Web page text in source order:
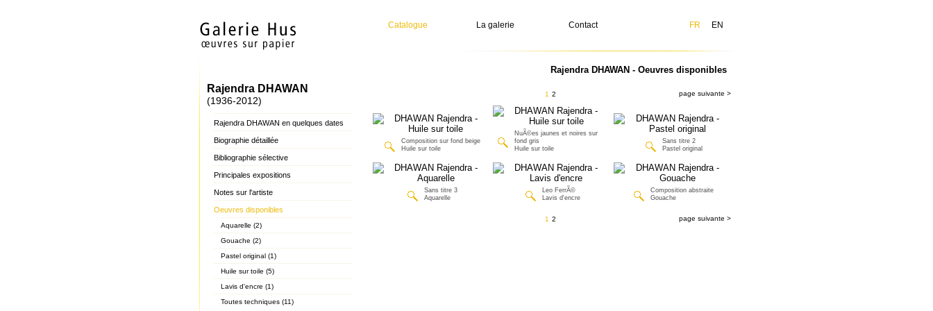
Catalogue La galerie Contact FR EN
Rajendra DHAWAN
(1936-2012)
Rajendra DHAWAN en quelques dates
Biographie détaillée
Bibliographie sélective
Principales expositions
Notes sur l'artiste
Oeuvres disponibles
Aquarelle (2)
Gouache (2)
Pastel original (1)
Huile sur toile (5)
Lavis d'encre (1)
Toutes techniques (11)
Rajendra DHAWAN - Oeuvres disponibles
1 2 page suivante >
Composition sur fond beige
Huile sur toile
NuÃ©es jaunes et noires sur
fond gris
Huile sur toile
Sans titre 2
Pastel original
Sans titre 3
Aquarelle
Leo FerrÃ©
Lavis d'encre
Composition abstraite
Gouache
1 2 page suivante >